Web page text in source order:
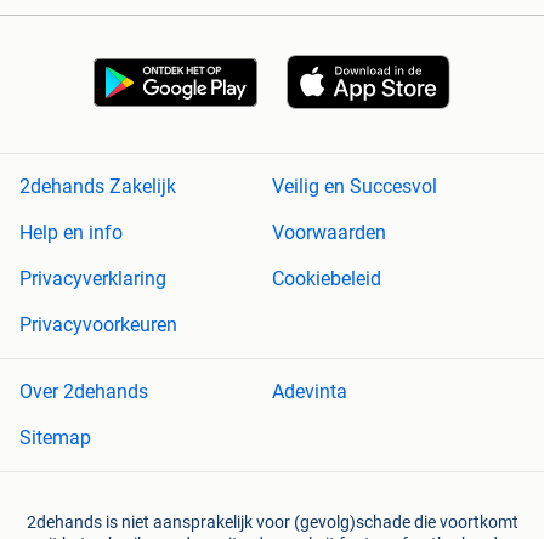
2dehands Zakelijk
Veilig en Succesvol
Help en info
Voorwaarden
Privacyverklaring
Cookiebeleid
Privacyvoorkeuren
Over 2dehands
Adevinta
Sitemap
2dehands is niet aansprakelijk voor (gevolg)schade die voortkomt